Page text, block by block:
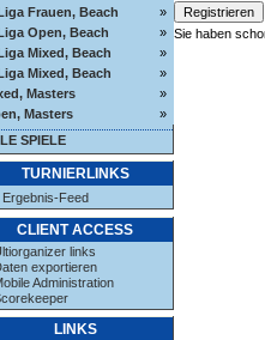
Frauen, Beach
»
Open, Beach
»
Mixed, Beach
»
Mixed, Beach
»
Masters
»
Masters
»
SPIELE
TURNIERLINKS
Ergebnis-Feed
CLIENT ACCESS
links
exportieren
Administration
LINKS
Sie haben